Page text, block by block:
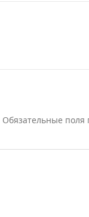
Обязательные